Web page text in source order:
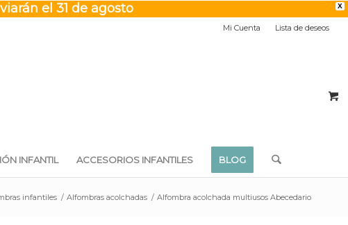
X
el 31 de agosto
Mi Cuenta Lista de deseos
INFANTIL ACCESORIOS INFANTILES BLOG
infantiles / Alfombras acolchadas / Alfombra acolchada multiusos Abecedario